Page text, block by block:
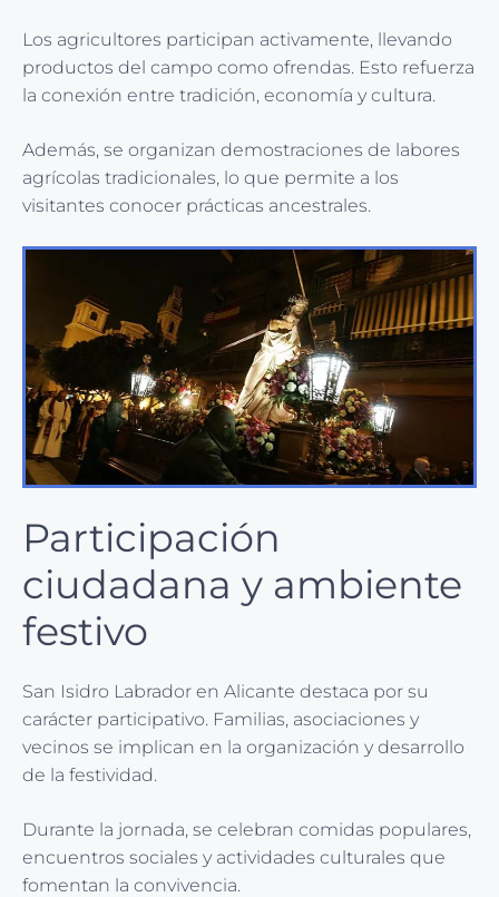
Los agricultores participan activamente, llevando
productos del campo como ofrendas. Esto refuerza
la conexión entre tradición, economía y cultura.
Además, se organizan demostraciones de labores
agrícolas tradicionales, lo que permite a los
visitantes conocer prácticas ancestrales.
Participación
ciudadana y ambiente
festivo
San Isidro Labrador en Alicante destaca por su
carácter participativo. Familias, asociaciones y
vecinos se implican en la organización y desarrollo
de la festividad.
Durante la jornada, se celebran comidas populares,
encuentros sociales y actividades culturales que
fomentan la convivencia.